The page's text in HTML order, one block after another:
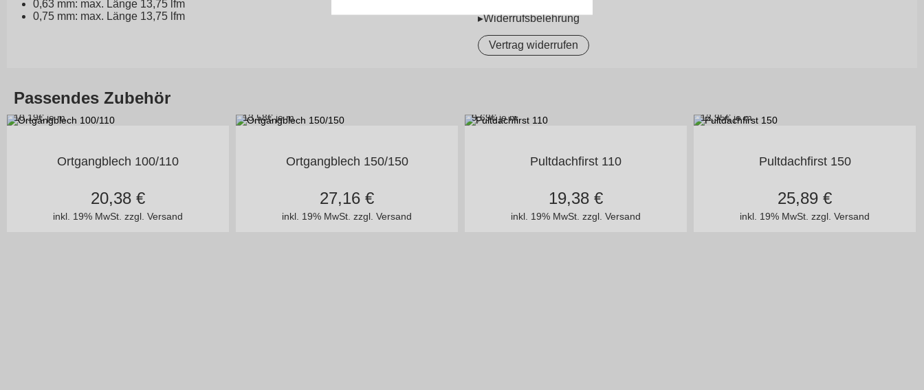
0,63 mm: max. Länge 13,75 lfm
0,75 mm: max. Länge 13,75 lfm
▸Widerrufsbelehrung
Vertrag widerrufen
Passendes Zubehör
10,19€ je m
Ortgangblech 100/110
inkl. 19% MwSt. zzgl. Versand
20,38 €
13,58€ je m
Ortgangblech 150/150
inkl. 19% MwSt. zzgl. Versand
27,16 €
9,69€ je m
Pultdachfirst 110
inkl. 19% MwSt. zzgl. Versand
19,38 €
12,95€ je m
Pultdachfirst 150
inkl. 19% MwSt. zzgl. Versand
25,89 €